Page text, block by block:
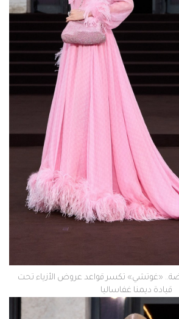
«غوتشي» تكسر قواعد عروض الأزياء تحت
قيادة ديمنا غفاساليا